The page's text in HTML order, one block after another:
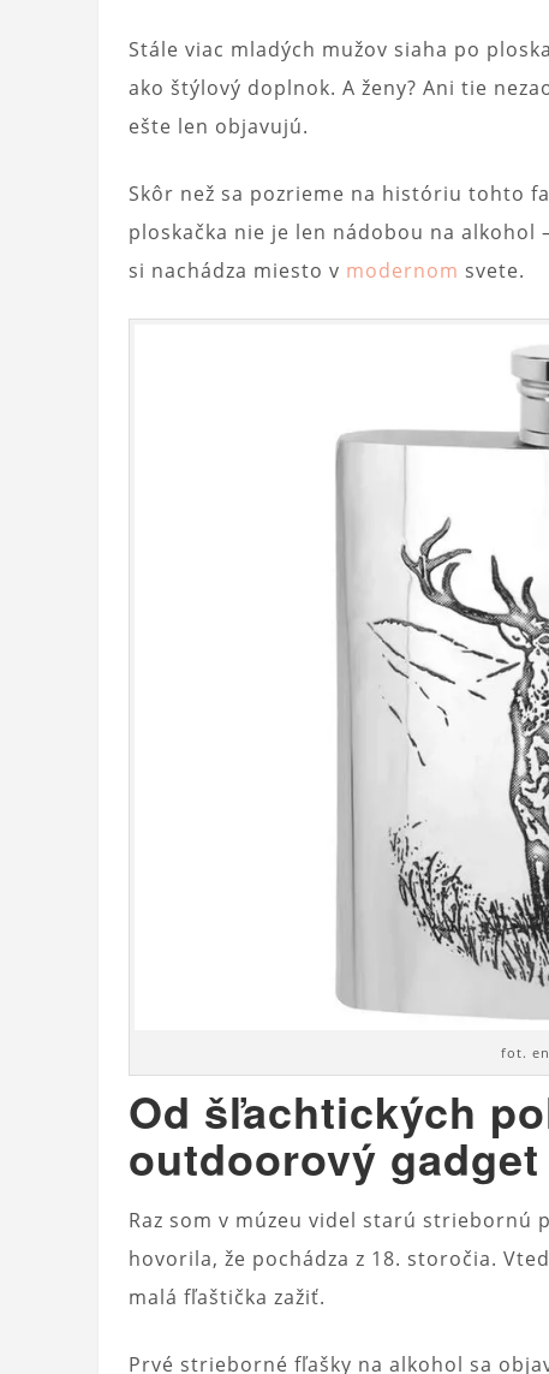
Stále viac mladých mužov siaha po
ako štýlový doplnok. A ženy? Ani tie
ešte len objavujú.
Skôr než sa pozrieme na históriu tohto
ploskačka nie je len nádobou na
si nachádza miesto v modernom svete.
fot.
Od šľachtických
outdoorový
Raz som v múzeu videl starú striebornú
hovorila, že pochádza z 18. storočia.
malá fľaštička zažiť.
Prvé strieborné fľašky na alkohol sa